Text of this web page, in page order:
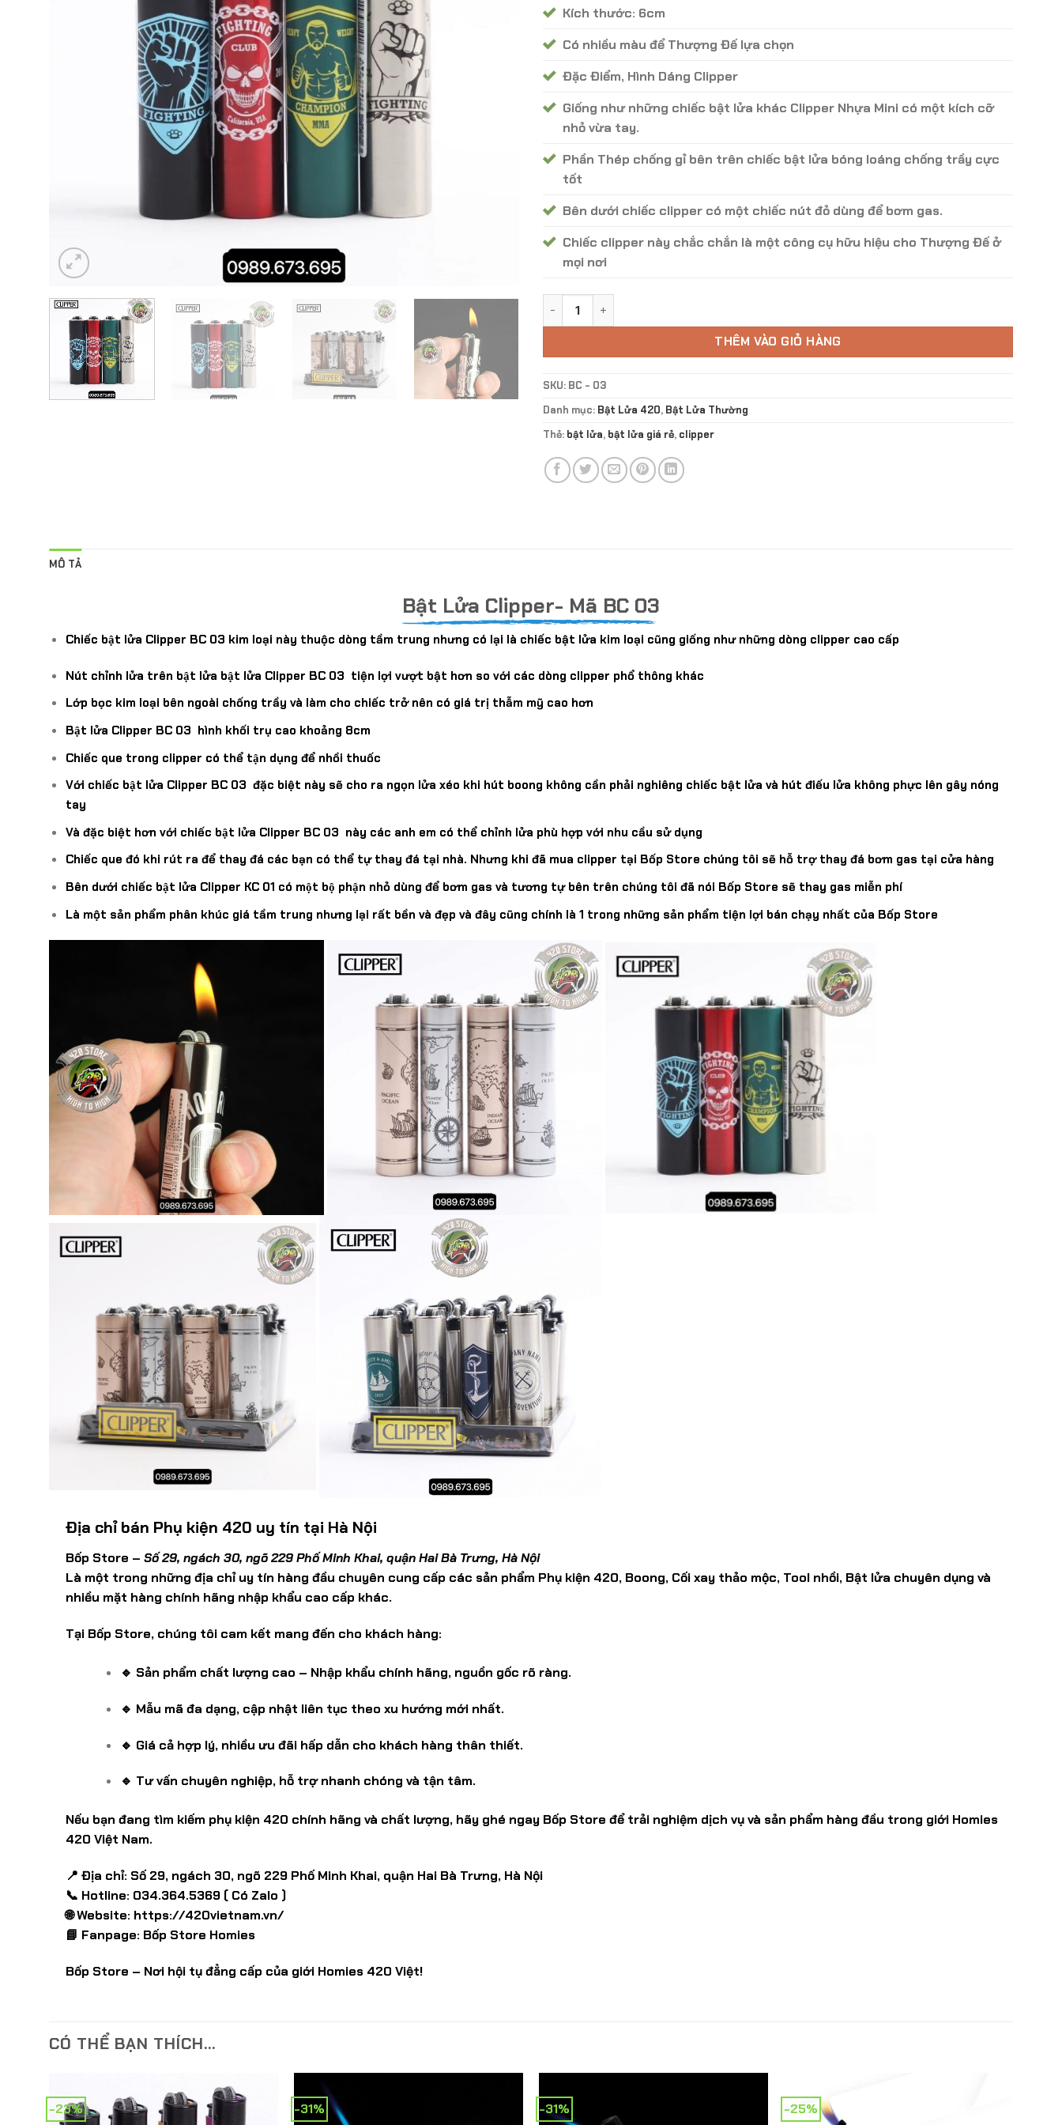
Kích thước: 6cm
Có nhiều màu để Thượng Đế lựa chọn
Đặc Điểm, Hình Dáng Clipper
Giống như những chiếc bật lửa khác Clipper Nhựa Mini có một kích cỡ
nhỏ vừa tay.
Phần Thép chống gỉ bên trên chiếc bật lửa bóng loáng chống trầy cực
tốt
Bên dưới chiếc clipper có một chiếc nút đỏ dùng để bơm gas.
Chiếc clipper này chắc chắn là một công cụ hữu hiệu cho Thượng Đế ở
mọi nơi
THÊM VÀO GIỎ HÀNG
SKU: BC - 03
Danh mục: Bật Lửa 420, Bật Lửa Thường
Thẻ: bật lửa, bật lửa giá rẻ, clipper
MÔ TẢ
Bật Lửa Clipper- Mã BC 03
Chiếc bật lửa Clipper BC 03 kim loại này thuộc dòng tầm trung nhưng có lại là chiếc bật lửa kim loại cũng giống như những dòng clipper cao cấp
Nút chỉnh lửa trên bật lửa bật lửa Clipper BC 03 tiện lợi vượt bật hơn so với các dòng clipper phổ thông khác
Lớp bọc kim loại bên ngoài chống trầy và làm cho chiếc trở nên có giá trị thẫm mỹ cao hơn
Bật lửa Clipper BC 03 hình khối trụ cao khoảng 8cm
Chiếc que trong clipper có thể tận dụng để nhồi thuốc
Với chiếc bật lửa Clipper BC 03 đặc biệt này sẽ cho ra ngọn lửa xéo khi hút boong không cần phải nghiêng chiếc bật lửa và hút điếu lửa không phực lên gây nóng
tay
Và đặc biệt hơn với chiếc bật lửa Clipper BC 03 này các anh em có thể chỉnh lửa phù hợp với nhu cầu sử dụng
Chiếc que đó khi rút ra để thay đá các bạn có thể tự thay đá tại nhà. Nhưng khi đã mua clipper tại Bốp Store chúng tôi sẽ hỗ trợ thay đá bơm gas tại cửa hàng
Bên dưới chiếc bật lửa Clipper KC 01 có một bộ phận nhỏ dùng để bơm gas và tương tự bên trên chúng tôi đã nói Bốp Store sẽ thay gas miễn phí
Là một sản phẩm phân khúc giá tầm trung nhưng lại rất bền và đẹp và đây cũng chính là 1 trong những sản phẩm tiện lợi bán chạy nhất của Bốp Store
Địa chỉ bán Phụ kiện 420 uy tín tại Hà Nội
Bốp Store – Số 29, ngách 30, ngõ 229 Phố Minh Khai, quận Hai Bà Trưng, Hà Nội
Là một trong những địa chỉ uy tín hàng đầu chuyên cung cấp các sản phẩm Phụ kiện 420, Boong, Cối xay thảo mộc, Tool nhồi, Bật lửa chuyên dụng và
nhiều mặt hàng chính hãng nhập khẩu cao cấp khác.
Tại Bốp Store, chúng tôi cam kết mang đến cho khách hàng:
🔹 Sản phẩm chất lượng cao – Nhập khẩu chính hãng, nguồn gốc rõ ràng.
🔹 Mẫu mã đa dạng, cập nhật liên tục theo xu hướng mới nhất.
🔹 Giá cả hợp lý, nhiều ưu đãi hấp dẫn cho khách hàng thân thiết.
🔹 Tư vấn chuyên nghiệp, hỗ trợ nhanh chóng và tận tâm.
Nếu bạn đang tìm kiếm phụ kiện 420 chính hãng và chất lượng, hãy ghé ngay Bốp Store để trải nghiệm dịch vụ và sản phẩm hàng đầu trong giới Homies
420 Việt Nam.
📍 Địa chỉ: Số 29, ngách 30, ngõ 229 Phố Minh Khai, quận Hai Bà Trưng, Hà Nội
📞 Hotline: 034.364.5369 ( Có Zalo )
🌐 Website: https://420vietnam.vn/
📘 Fanpage: Bốp Store Homies
Bốp Store – Nơi hội tụ đẳng cấp của giới Homies 420 Việt!
CÓ THỂ BẠN THÍCH…
-23% -31% -31% -25%